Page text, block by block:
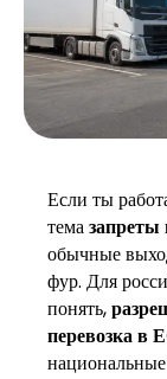
Если ты
темазапреты
обычные
фур. Для
понять,
перевозка в